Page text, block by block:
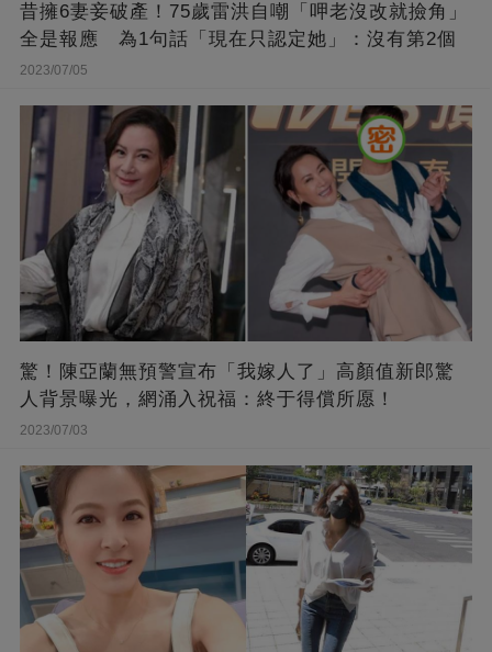
昔擁6妻妾破產！75歲雷洪自嘲「呷老沒改就撿角」
全是報應 為1句話「現在只認定她」：沒有第2個
2023/07/05
驚！陳亞蘭無預警宣布「我嫁人了」高顏值新郎驚
人背景曝光，網涌入祝福：終于得償所愿！
2023/07/03